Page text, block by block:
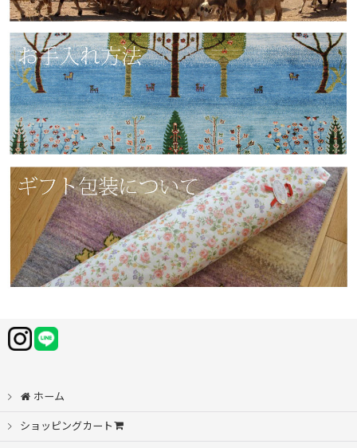
ホーム
ショッピングカート